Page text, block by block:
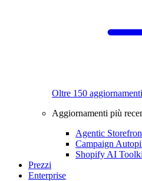
Oltre 150
Aggiornamenti più
Agentic
Campaign
Shopify AI
Prezzi
Enterprise